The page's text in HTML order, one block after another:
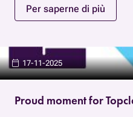
Per saperne di più
17-11-2025
Proud moment for